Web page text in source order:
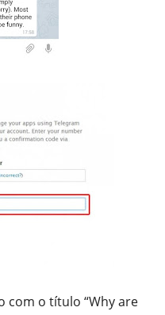
com o título “Why are